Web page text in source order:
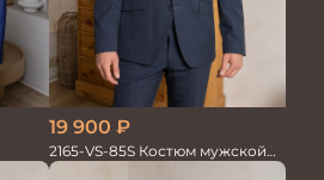
19 900 ₽
2165-VS-85S Костюм мужской
двойка